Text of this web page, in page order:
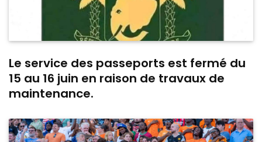
Le service des passeports est fermé du
15 au 16 juin en raison de travaux de
maintenance.